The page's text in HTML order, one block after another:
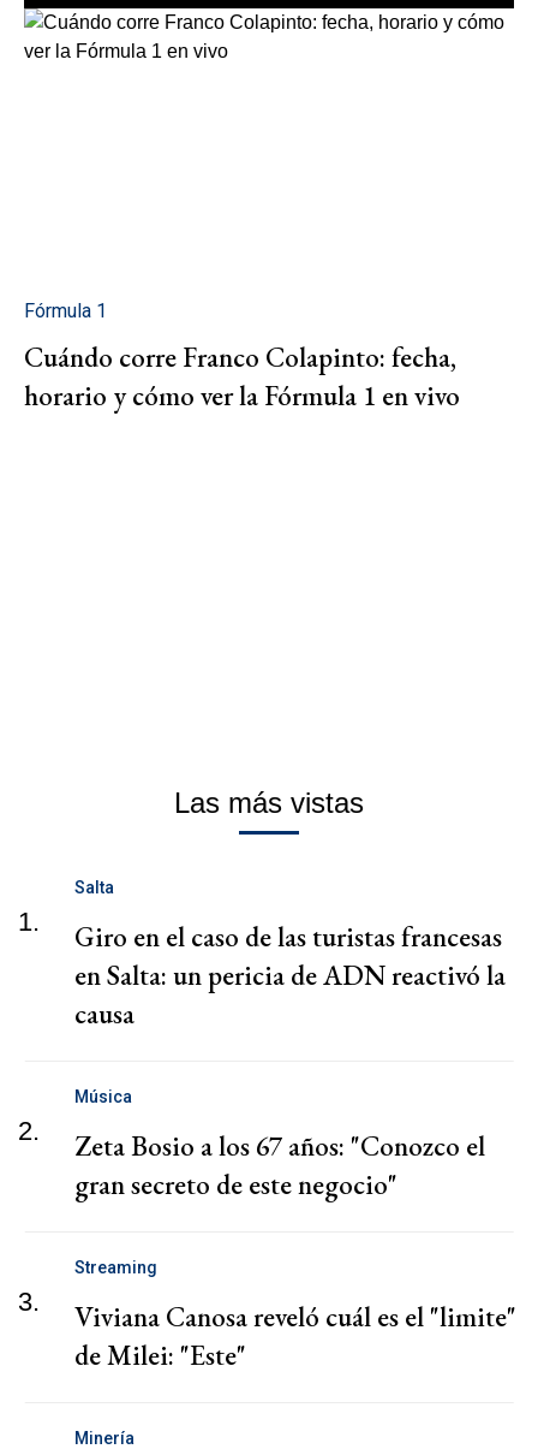
Fórmula 1
Cuándo corre Franco Colapinto: fecha,
horario y cómo ver la Fórmula 1 en vivo
Las más vistas
1.
Salta
Giro en el caso de las turistas francesas
en Salta: un pericia de ADN reactivó la
causa
2.
Música
Zeta Bosio a los 67 años: "Conozco el
gran secreto de este negocio"
3.
Streaming
Viviana Canosa reveló cuál es el "limite"
de Milei: "Este"
Minería